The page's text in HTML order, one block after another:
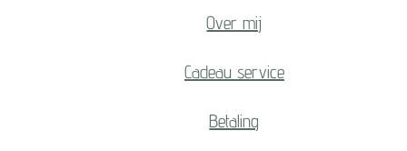
Over mij
Cadeau service
Betaling